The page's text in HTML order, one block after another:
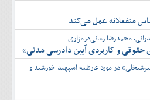
منفعلانه عمل می‌کند
محمدرضا زمانی‌درمزاری
حقوقی و کاربردی آیین دادرسی مدنی»
در مورد غارقلعه اسپهبد خورشید و